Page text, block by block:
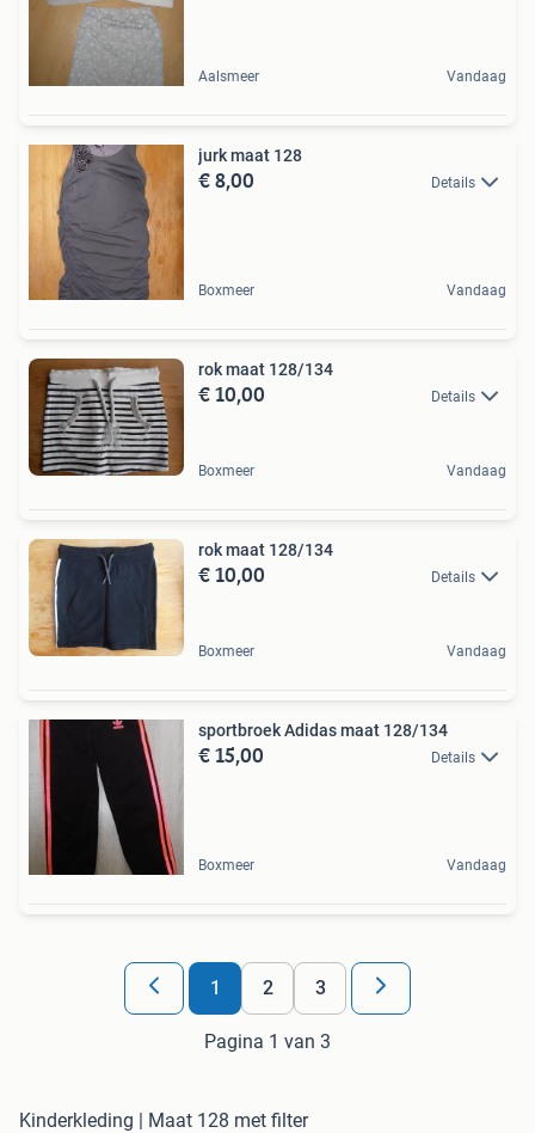
Aalsmeer Vandaag
jurk maat 128
€ 8,00 Details
Boxmeer Vandaag
rok maat 128/134
€ 10,00 Details
Boxmeer Vandaag
rok maat 128/134
€ 10,00 Details
Boxmeer Vandaag
sportbroek Adidas maat 128/134
€ 15,00 Details
Boxmeer Vandaag
1 2 3
Pagina 1 van 3
Kinderkleding | Maat 128 met filter